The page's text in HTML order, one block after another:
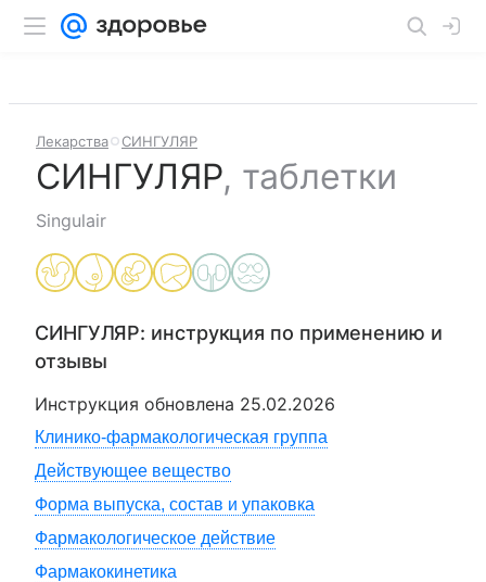
Лекарства СИНГУЛЯР
СИНГУЛЯР, таблетки
Singulair
СИНГУЛЯР: инструкция по применению и
отзывы
Инструкция обновлена 25.02.2026
Клинико-фармакологическая группа
Действующее вещество
Форма выпуска, состав и упаковка
Фармакологическое действие
Фармакокинетика